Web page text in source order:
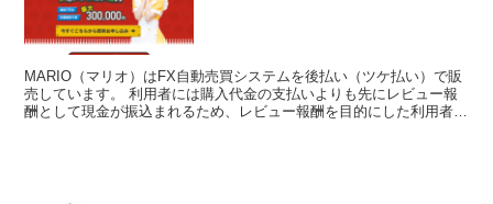
MARIO（マリオ）はFX自動売買システムを後払い（ツケ払い）で販
売しています。 利用者には購入代金の支払いよりも先にレビュー報
酬として現金が振込まれるため、レビュー報酬を目的にした利用者が